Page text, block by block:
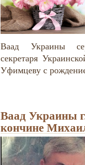
Ваад Украины
секретаря
Уфимцеву с
Ваад Украины
кончине